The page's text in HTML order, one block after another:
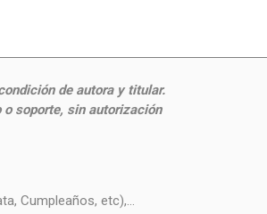
de autora y titular.
soporte, sin autorización
Cumpleaños, etc),...